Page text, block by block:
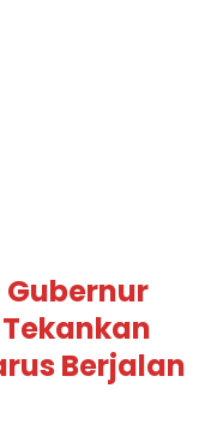
Gubernur
Berjalan